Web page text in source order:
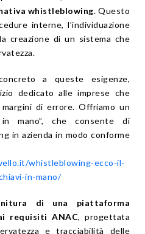
whistleblowing. Questo
interne, l’individuazione
creazione di un sistema che
a queste esigenze,
dedicato alle imprese che
di errore. Offriamo un
mano”, che consente di
in azienda in modo conforme
whistleblowing-ecco-il-
in-mano/
di una piattaforma
requisiti ANAC, progettata
e tracciabilità delle